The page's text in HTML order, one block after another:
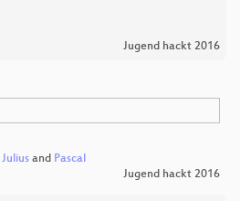
Jugend hackt 2016
Julius and Pascal
Jugend hackt 2016